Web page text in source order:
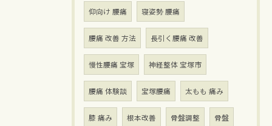
仰向け 腰痛 寝姿勢 腰痛
腰痛 改善 方法 長引く腰痛 改善
慢性腰痛 宝塚 神経整体 宝塚市
腰痛 体験談 宝塚腰痛 太もも 痛み
膝 痛み 根本改善 骨盤調整 骨盤